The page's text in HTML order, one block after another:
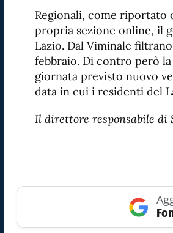
Regionali, come riportato
propria sezione online, il
Lazio. Dal Viminale
febbraio. Di contro però
giornata previsto nuovo
data in cui i residenti del
Il direttore responsabile di